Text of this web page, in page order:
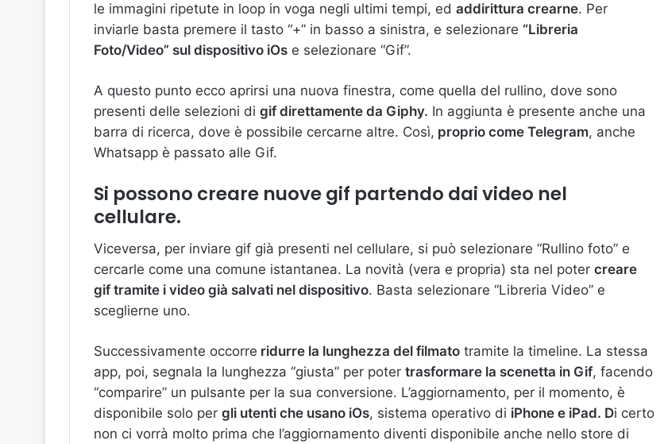
le immagini ripetute in loop in voga negli ultimi tempi, ed addirittura crearne. Per
inviarle basta premere il tasto “+” in basso a sinistra, e selezionare “Libreria
Foto/Video” sul dispositivo iOs e selezionare “Gif”.
A questo punto ecco aprirsi una nuova finestra, come quella del rullino, dove sono
presenti delle selezioni di gif direttamente da Giphy. In aggiunta è presente anche una
barra di ricerca, dove è possibile cercarne altre. Così, proprio come Telegram, anche
Whatsapp è passato alle Gif.
Si possono creare nuove gif partendo dai video nel
cellulare.
Viceversa, per inviare gif già presenti nel cellulare, si può selezionare “Rullino foto” e
cercarle come una comune istantanea. La novità (vera e propria) sta nel poter creare
gif tramite i video già salvati nel dispositivo. Basta selezionare “Libreria Video” e
sceglierne uno.
Successivamente occorre ridurre la lunghezza del filmato tramite la timeline. La stessa
app, poi, segnala la lunghezza “giusta” per poter trasformare la scenetta in Gif, facendo
“comparire” un pulsante per la sua conversione. L’aggiornamento, per il momento, è
disponibile solo per gli utenti che usano iOs, sistema operativo di iPhone e iPad. Di certo
non ci vorrà molto prima che l’aggiornamento diventi disponibile anche nello store di